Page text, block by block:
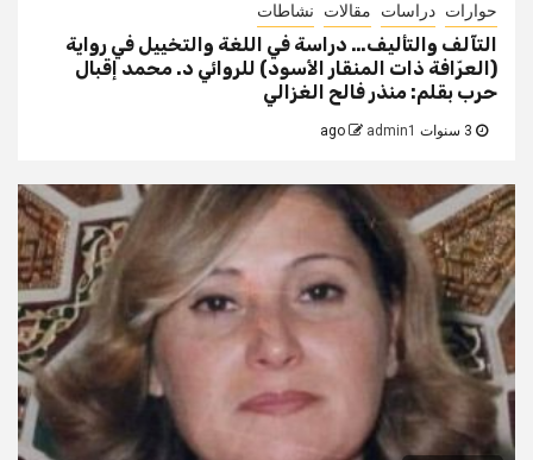
حوارات دراسات مقالات نشاطات
التآلف والتأليف… دراسة في اللغة والتخييل في رواية
(العرّافة ذات المنقار الأسود) للروائي د. محمد إقبال
حرب بقلم: منذر فالح الغزالي
admin1